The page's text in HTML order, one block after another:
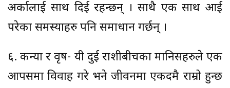
अर्कालाई साथ दिई रहन्छन् । साथै एक साथ आई
परेका समस्याहरु पनि समाधान गर्छन् ।
६. कन्या र वृष- यी दुई राशीबीचका मानिसहरुले एक
आपसमा विवाह गरे भने जीवनमा एकदमै राम्रो हुन्छ